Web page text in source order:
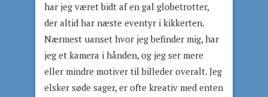
har jeg været bidt af en gal globetrotter,
der altid har næste eventyr i kikkerten.
Nærmest uanset hvor jeg befinder mig, har
jeg et kamera i hånden, og jeg ser mere
eller mindre motiver til billeder overalt. Jeg
elsker søde sager, er ofte kreativ med enten